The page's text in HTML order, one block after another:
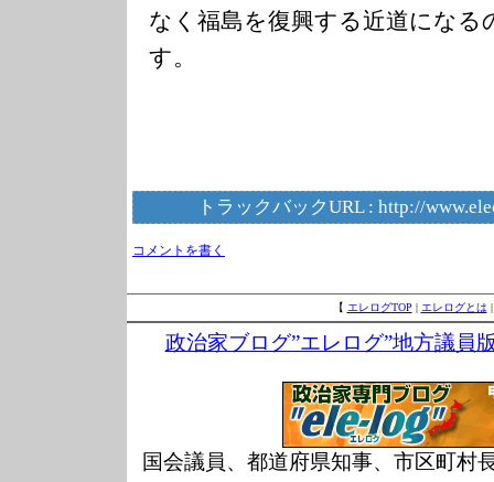
なく福島を復興する近道になる
す。
トラックバックURL : http://
コメントを書く
【 エレログTOP | エレログとは
政治家ブログ”エレログ”地方議員
国会議員、都道府県知事、市区町村